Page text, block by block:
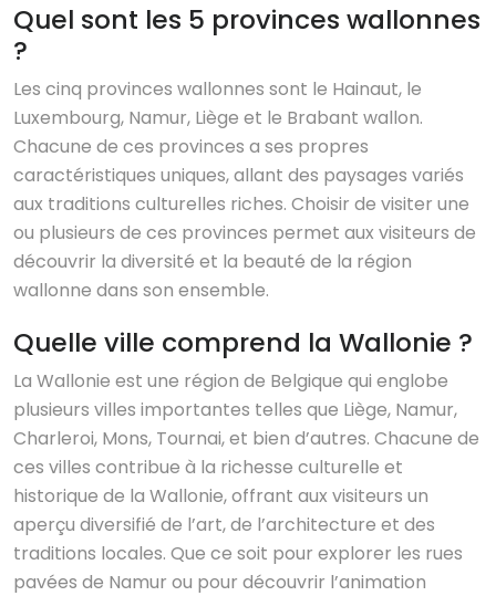
Quel sont les 5 provinces wallonnes
?
Les cinq provinces wallonnes sont le Hainaut, le
Luxembourg, Namur, Liège et le Brabant wallon.
Chacune de ces provinces a ses propres
caractéristiques uniques, allant des paysages variés
aux traditions culturelles riches. Choisir de visiter une
ou plusieurs de ces provinces permet aux visiteurs de
découvrir la diversité et la beauté de la région
wallonne dans son ensemble.
Quelle ville comprend la Wallonie ?
La Wallonie est une région de Belgique qui englobe
plusieurs villes importantes telles que Liège, Namur,
Charleroi, Mons, Tournai, et bien d’autres. Chacune de
ces villes contribue à la richesse culturelle et
historique de la Wallonie, offrant aux visiteurs un
aperçu diversifié de l’art, de l’architecture et des
traditions locales. Que ce soit pour explorer les rues
pavées de Namur ou pour découvrir l’animation